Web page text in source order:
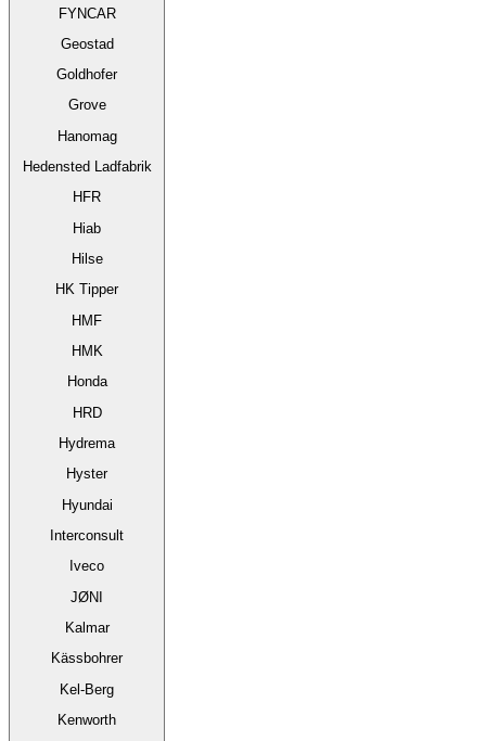
FYNCAR
Geostad
Goldhofer
Grove
Hanomag
Hedensted Ladfabrik
HFR
Hiab
Hilse
HK Tipper
HMF
HMK
Honda
HRD
Hydrema
Hyster
Hyundai
Interconsult
Iveco
JØNI
Kalmar
Kässbohrer
Kel-Berg
Kenworth